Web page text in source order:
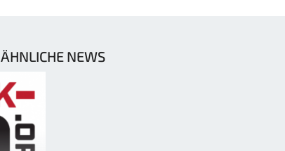
ÄHNLICHE NEWS